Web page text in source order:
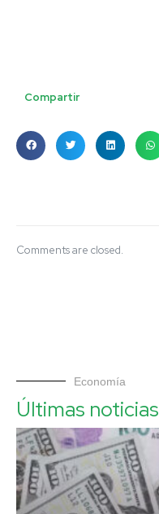
Compartir
Comments are closed.
Economía
Últimas noticias